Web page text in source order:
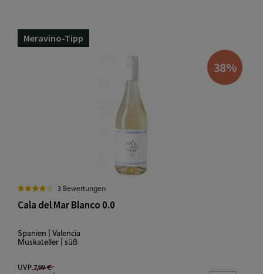
Meravino-Tipp
38%
3 Bewertungen
Cala del Mar Blanco 0.0
Spanien | Valencia
Muskateller | süß
UVP 7,99 €